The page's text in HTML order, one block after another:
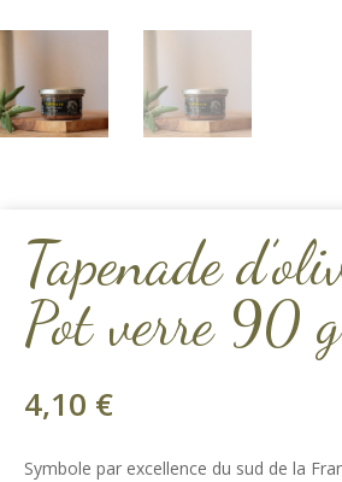
Tapenade
Pot verre 90 g
4,10 €
Symbole par excellence du sud de la